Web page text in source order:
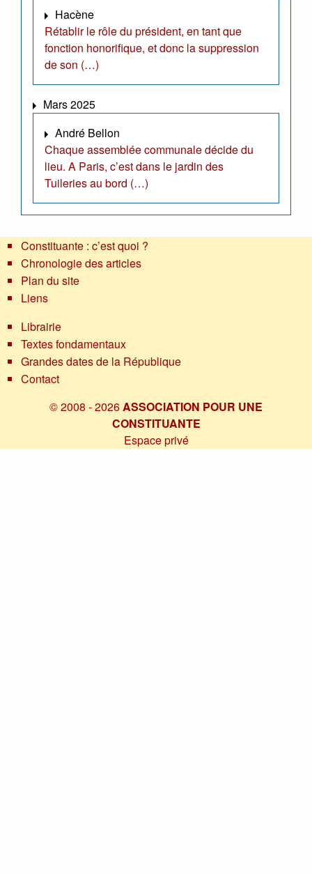
Hacène
Rétablir le rôle du président, en tant que
fonction honorifique, et donc la suppression
de son (…)
Mars 2025
André Bellon
Chaque assemblée communale décide du
lieu. A Paris, c’est dans le jardin des
Tuileries au bord (…)
Constituante : c’est quoi ?
Chronologie des articles
Plan du site
Liens
Librairie
Textes fondamentaux
Grandes dates de la République
Contact
© 2008 - 2026ASSOCIATION POUR UNE
CONSTITUANTE
Espace privé